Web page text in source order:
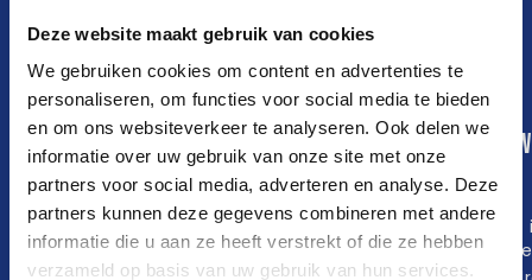
Deze website maakt gebruik van cookies
We gebruiken cookies om content en advertenties te
personaliseren, om functies voor social media te bieden
en om ons websiteverkeer te analyseren. Ook delen we
informatie over uw gebruik van onze site met onze
partners voor social media, adverteren en analyse. Deze
partners kunnen deze gegevens combineren met andere
informatie die u aan ze heeft verstrekt of die ze hebben
verzameld op basis van uw gebruik van hun services.
Community
Peakz App
WhatsApp-
groepen
Padelmaatje
Club Sessions
Jack’s Hustle
King of the Court
Old Jack’s
Pop-up toernooi
Zo
het
Wat